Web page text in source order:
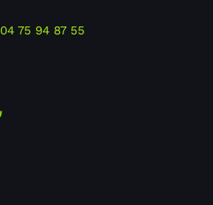
04 75 94 87 55